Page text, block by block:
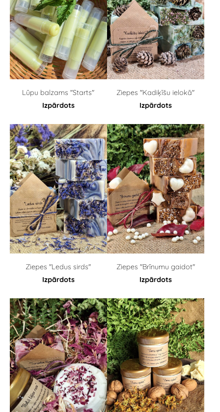
Lūpu balzams "Starts"
Izpārdots
Ziepes "Kadiķīšu ielokā"
Izpārdots
Ziepes "Ledus sirds"
Izpārdots
Ziepes "Brīnumu gaidot"
Izpārdots